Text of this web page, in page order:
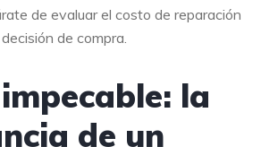
de evaluar el costo de reparación
de compra.
la
de un